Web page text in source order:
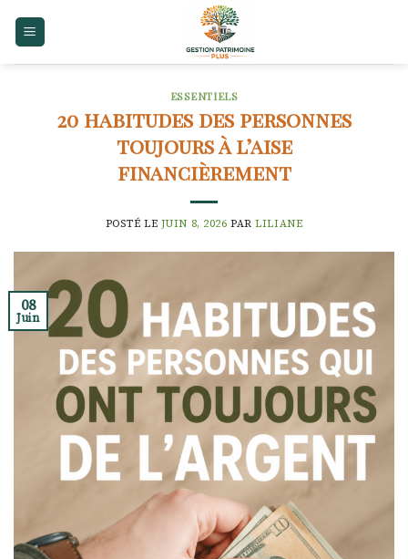
ESSENTIELS
20 habitudes des personnes
toujours à l’aise
financièrement
POSTÉ LE JUIN 8, 2026 PARLILIANE
08
Juin